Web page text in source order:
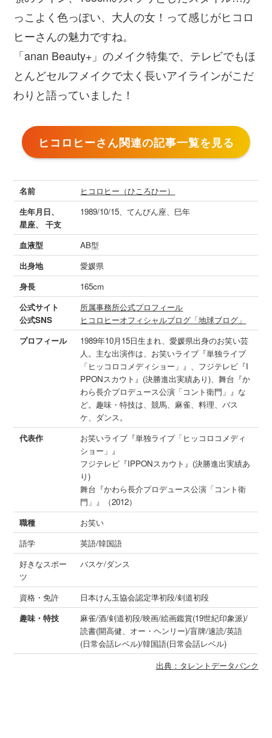
っこよく色っぽい、大人の女！って感じがヒコロ
ヒーさんの魅力ですね。
「anan Beauty+」のメイク特集で、テレビでもほ
とんどセルフメイクで太く長いアイラインがこだ
わりと語っていました！
ヒコロヒーさん関連の記事一覧を見る
名前
ヒコロヒー（ひころひー）
生年月日、
星座、 干支
1989/10/15、てんびん座、巳年
血液型
AB型
出身地
愛媛県
身長
165cm
公式サイト
公式SNS
所属事務所公式プロフィール
ヒコロヒーオフィシャルブログ「地球ブログ」
プロフィール
1989年10月15日生まれ、愛媛県出身のお笑い芸
人。主な出演作は、お笑いライブ『単独ライブ
「ヒッコロコメディショー」』、フジテレビ『I
PPONスカウト』(決勝進出実績あり)、舞台『か
わら長介プロデュース公演「コント衛門」』な
ど。趣味・特技は、競馬、麻雀、料理、バス
ケ、ダンス。
代表作
お笑いライブ『単独ライブ「ヒッコロコメディ
ショー」』
フジテレビ『IPPONスカウト』(決勝進出実績あ
り)
舞台『かわら長介プロデュース公演「コント衛
門」』（2012）
職種
お笑い
語学
英語/韓国語
好きなスポー
ツ
バスケ/ダンス
資格・免許
日本けん玉協会認定準初段/剣道初段
趣味・特技
麻雀/酒/剣道初段/映画/絵画鑑賞(19世紀印象派)/
読書(開高健、オー・ヘンリー)/盲牌/速読/英語
(日常会話レベル)/韓国語(日常会話レベル)
出典：タレントデータバンク